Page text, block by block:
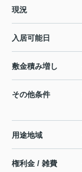
現況
入居可能日
敷金積み増し
その他条件
用途地域
権利金 / 雑費